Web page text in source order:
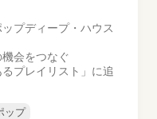
ップディープ・ハウス
会をつなぐ
プレイリスト」に追
ップ